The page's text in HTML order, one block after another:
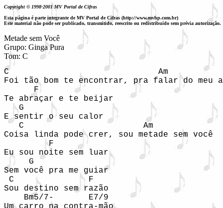
Copyright © 1998-2001 MV Portal de Cifras
Esta página é parte integrante de MV Portal de Cifras (http://www.mvhp.com.br)
Este material não pode ser publicado, transmitido, reescrito ou redistribuído sem prévia autorização.
Metade sem Você
Grupo: Ginga Pura
C                              Am
Foi tão bom te encontrar, pra falar do meu
      F
Te abraçar e te beijar
   G
E sentir o seu calor
   C                        Am
Coisa linda pode crer, sou metade sem você
         F
Eu sou noite sem luar
     G
Sem você pra me guiar
C               F
Sou destino sem razão
    Bm5/7-       E7/9